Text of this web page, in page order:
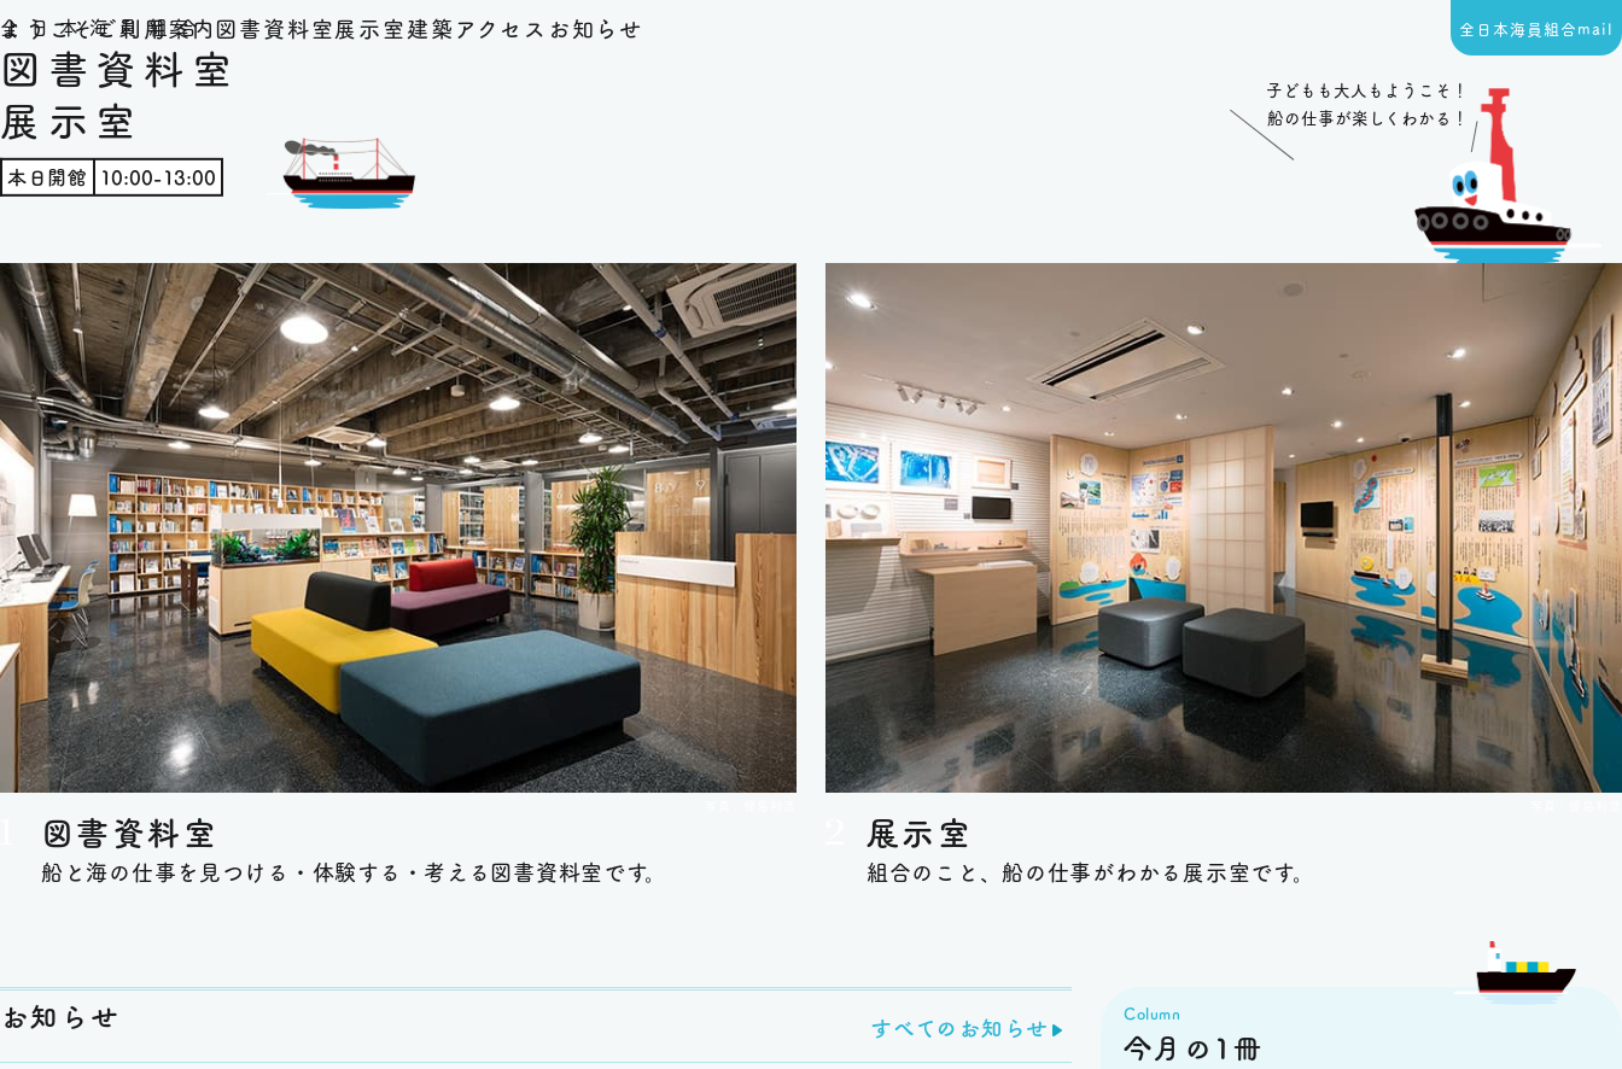
ようこそご利用案内図書資料室展示室建築アクセス お知らせ
全日本海員組合
図書資料室
展示室
全日本海員組合mail
本日開館 10:00-13:00
子どもも大人もようこそ！
船の仕事が楽しくわかる！
図書資料室
船と海の仕事を見つける・体験する・考える図書資料室です。
展示室
組合のこと、船の仕事がわかる展示室です。
お知らせ すべてのお知らせ
Column
今月の1冊